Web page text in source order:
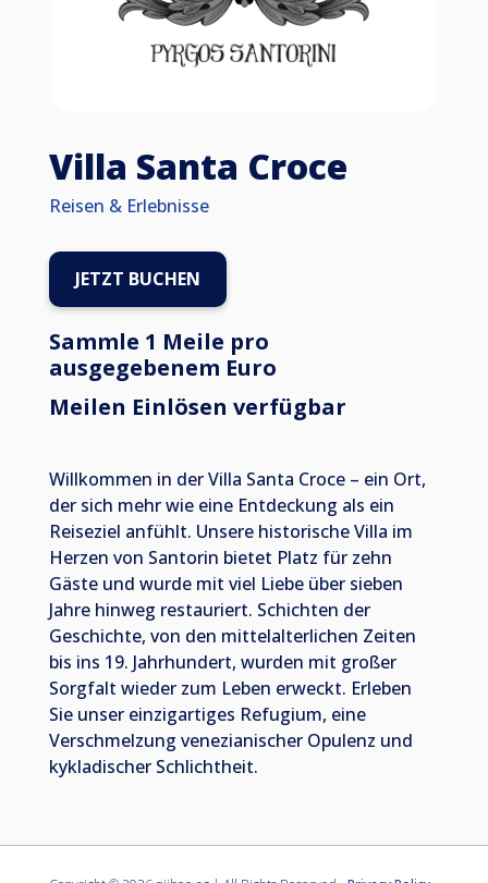
Villa Santa Croce
Reisen & Erlebnisse
JETZT BUCHEN
Sammle 1 Meile pro
ausgegebenem Euro
Meilen Einlösen verfügbar
Willkommen in der Villa Santa Croce – ein Ort,
der sich mehr wie eine Entdeckung als ein
Reiseziel anfühlt. Unsere historische Villa im
Herzen von Santorin bietet Platz für zehn
Gäste und wurde mit viel Liebe über sieben
Jahre hinweg restauriert. Schichten der
Geschichte, von den mittelalterlichen Zeiten
bis ins 19. Jahrhundert, wurden mit großer
Sorgfalt wieder zum Leben erweckt. Erleben
Sie unser einzigartiges Refugium, eine
Verschmelzung venezianischer Opulenz und
kykladischer Schlichtheit.